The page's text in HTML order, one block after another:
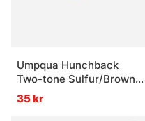
Umpqua Hunchback
Two-tone Sulfur/Brown -
#16
35 kr